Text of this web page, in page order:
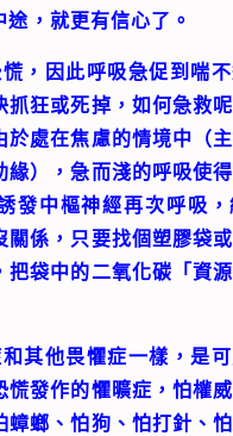
，就更有信心了。
因此呼吸急促到喘不
抓狂或死掉，如何急救
於處在焦慮的情境中（
緣），急而淺的呼吸使
發中樞神經再次呼吸
關係，只要找個塑膠袋
把袋中的二氧化碳「資
他畏懼症一樣，是可
慌發作的懼曠症，怕權
蟑螂、怕狗、怕打針、